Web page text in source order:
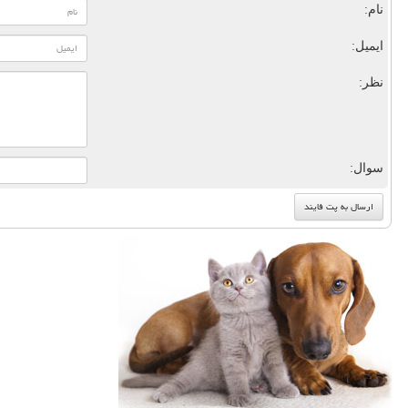
نام:
ایمیل:
نظر:
سوال: